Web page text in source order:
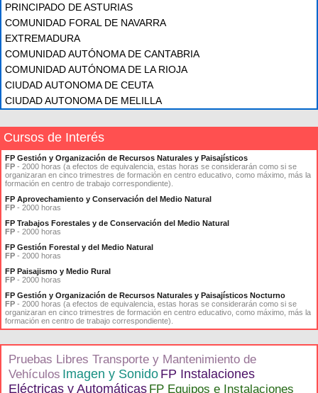
PRINCIPADO DE ASTURIAS
COMUNIDAD FORAL DE NAVARRA
EXTREMADURA
COMUNIDAD AUTÓNOMA DE CANTABRIA
COMUNIDAD AUTÓNOMA DE LA RIOJA
CIUDAD AUTONOMA DE CEUTA
CIUDAD AUTONOMA DE MELILLA
Cursos de Interés
FP Gestión y Organización de Recursos Naturales y Paisajísticos
FP - 2000 horas (a efectos de equivalencia, estas horas se considerarán como si se
organizaran en cinco trimestres de formación en centro educativo, como máximo, más la
formación en centro de trabajo correspondiente).
FP Aprovechamiento y Conservación del Medio Natural
FP - 2000 horas
FP Trabajos Forestales y de Conservación del Medio Natural
FP - 2000 horas
FP Gestión Forestal y del Medio Natural
FP - 2000 horas
FP Paisajismo y Medio Rural
FP - 2000 horas
FP Gestión y Organización de Recursos Naturales y Paisajísticos Nocturno
FP - 2000 horas (a efectos de equivalencia, estas horas se considerarán como si se
organizaran en cinco trimestres de formación en centro educativo, como máximo, más la
formación en centro de trabajo correspondiente).
Pruebas Libres Transporte y Mantenimiento de
Vehículos Imagen y Sonido FP Instalaciones
Eléctricas y Automáticas FP Equipos e Instalaciones